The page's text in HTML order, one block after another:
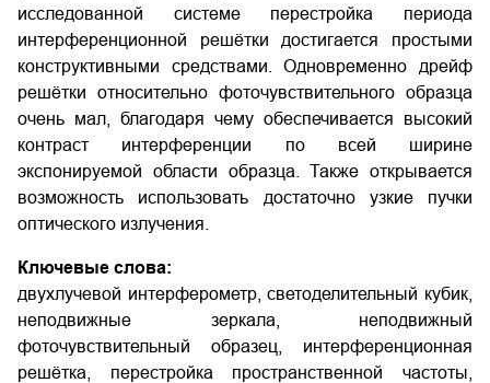
исследованной системе перестройка периода
интерференционной решётки достигается простыми
конструктивными средствами. Одновременно дрейф
решётки относительно фоточувствительного образца
очень мал, благодаря чему обеспечивается высокий
контраст интерференции по всей ширине
экспонируемой области образца. Также открывается
возможность использовать достаточно узкие пучки
оптического излучения.
Ключевые слова:
двухлучевой интерферометр, светоделительный кубик,
неподвижные зеркала, неподвижный
фоточувствительный образец, интерференционная
решётка, перестройка пространственной частоты,